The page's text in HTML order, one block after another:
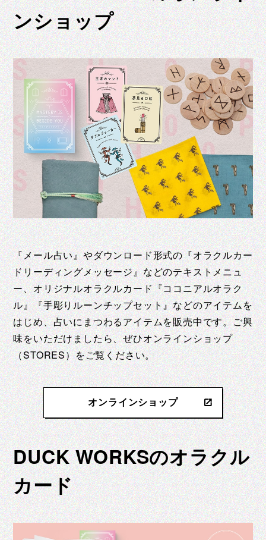
ンショップ
『メール占い』やダウンロード形式の『オラクルカー
ドリーディングメッセージ』などのテキストメニュ
ー、オリジナルオラクルカード『ココニアルオラク
ル』『手彫りルーンチップセット』などのアイテムを
はじめ、占いにまつわるアイテムを販売中です。ご興
味をいただけましたら、ぜひオンラインショップ
（STORES）をご覧ください。
オンラインショップ
DUCK WORKSのオラクル
カード